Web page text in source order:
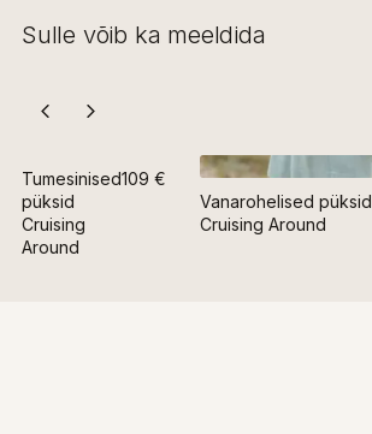
Sulle võib ka meeldida
Tumesinised
püksid
Cruising
Around
109 €
Vanarohelised püksid
Cruising Around